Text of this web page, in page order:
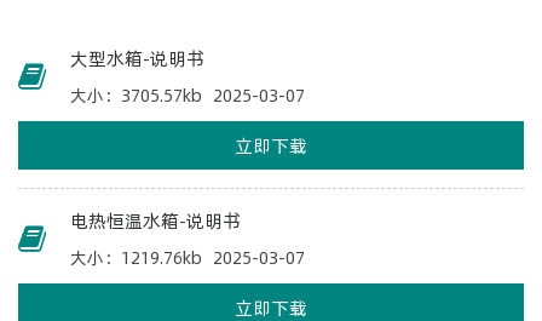
大型水箱-说明书
大小：3705.57kb 2025-03-07
立即下载
电热恒温水箱-说明书
大小：1219.76kb 2025-03-07
立即下载